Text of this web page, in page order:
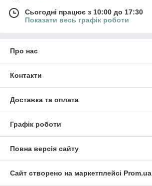
Сьогодні працює з 10:00 до 17:30
Показати весь графік роботи
Про нас
Контакти
Доставка та оплата
Графік роботи
Повна версія сайту
Сайт створено на маркетплейсі Prom.ua